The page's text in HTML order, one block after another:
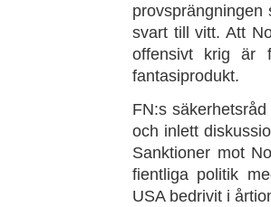
svart till vitt. Att
offensivt krig är
fantasiprodukt.
FN:s
och inlett
Sanktioner mot
fientliga politik
USA bedrivit i